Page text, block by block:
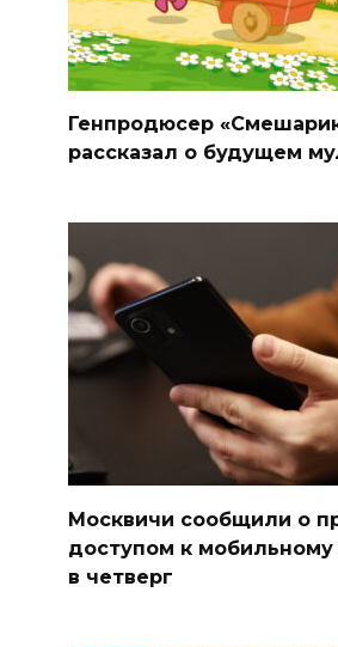
Генпродюсер
рассказал о будущем
Москвичи сообщили о
доступом к мобильному
в четверг